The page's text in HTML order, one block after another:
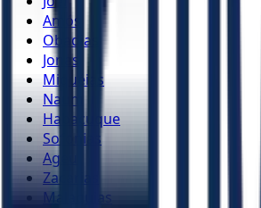
Amós
Obadias
Jonas
Miquéias
Naum
Habacuque
Sofonias
Ageu
Zacarias
Malaquias